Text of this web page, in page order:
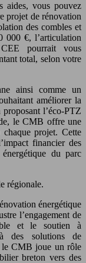
aides, vous pouvez
projet de rénovation
des combles et
000 €, l’articulation
pourrait vous
total, selon votre
ainsi comme un
améliorer la
l’éco-PTZ
le CMB offre une
projet. Cette
financier des
du parc
régionale.
énergétique
l’engagement de
et le soutien à
des solutions de
le CMB joue un rôle
breton vers des